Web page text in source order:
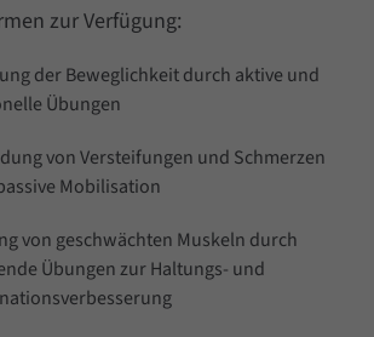
dolor sit amet, consectetuer
ligula eget dolor. Aenean
sociis natoque penatibus et
zur Verfügung:
der Beweglichkeit durch aktive und
Übungen
von Versteifungen und Schmerzen
Mobilisation
von geschwächten Muskeln durch
Übungen zur Haltungs- und